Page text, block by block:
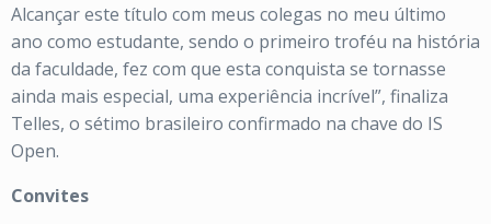
Alcançar este título com meus colegas no meu último
ano como estudante, sendo o primeiro troféu na história
da faculdade, fez com que esta conquista se tornasse
ainda mais especial, uma experiência incrível”, finaliza
Telles, o sétimo brasileiro confirmado na chave do IS
Open.
Convites